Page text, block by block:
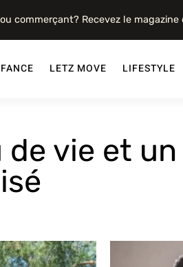
commerçant? Recevez le
LETZ MOVE LIFESTYLE
de vie et un